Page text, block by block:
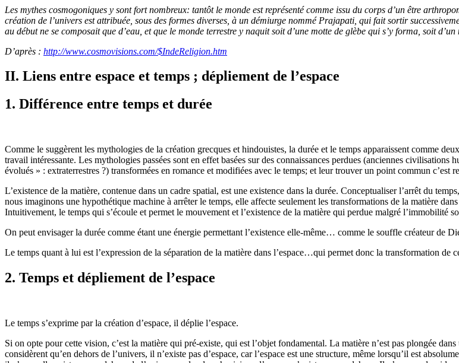
Les mythes cosmogoniques y sont fort nombreux: tantôt le monde est représenté comme issu du corps d’un être
création de l’univers est attribuée, sous des formes diverses, à un démiurge nommé Prajapati, qui fait sortir
au début ne se composait que d’eau, et que le monde terrestre y naquit soit d’une motte de glèbe qui s’y forma, soit
D’après : http://www.cosmovisions.com/$IndeReligion.htm
II. Liens entre espace et temps ; dépliement de l’espace
1. Différence entre temps et durée
Comme le suggèrent les mythologies de la création grecques et hindouistes, la durée et le temps apparaissent comme
travail intéressante. Les mythologies passées sont en effet basées sur des connaissances perdues (anciennes
évolués » : extraterrestres ?) transformées en romance et modifiées avec le temps; et leur trouver un point commun c’est
L’existence de la matière, contenue dans un cadre spatial, est une existence dans la durée. Conceptualiser l’arrêt du
nous imaginons une hypothétique machine à arrêter le temps, elle affecte seulement les transformations de la matière
Intuitivement, le temps qui s’écoule et permet le mouvement et l’existence de la matière qui perdue malgré l’immobilité
On peut envisager la durée comme étant une énergie permettant l’existence elle-même… comme le souffle créateur de
Le temps quant à lui est l’expression de la séparation de la matière dans l’espace…qui permet donc la transformation de
2. Temps et dépliement de l’espace
Le temps s’exprime par la création d’espace, il déplie l’espace.
Si on opte pour cette vision, c’est la matière qui pré-existe, qui est l’objet fondamental. La matière n’est pas plongée
considèrent qu’en dehors de l’univers, il n’existe pas d’espace, car l’espace est une structure, même lorsqu’il est